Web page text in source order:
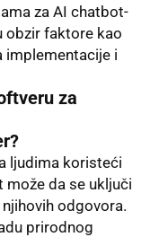
za AI chatbot-
obzir faktore kao
implementacije i
za
lјudima koristeći
da se uklјuči
odgovora.
prirodnog